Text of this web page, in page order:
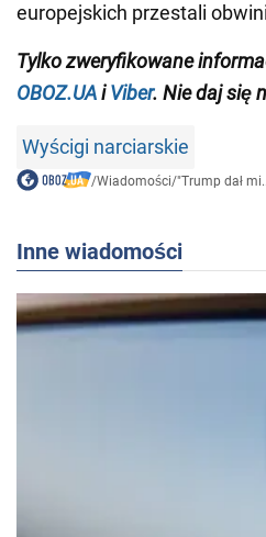
europejskich przestali
Tylkozweryfikowane
OBOZ.UAiViber. Nie daj się
Wyścigi narciarskie
/Wiadomości/"Trump dał
Inne wiadomości